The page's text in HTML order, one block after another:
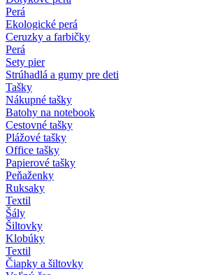
Perá
Ekologické perá
Ceruzky a farbičky
Perá
Sety pier
Strúhadlá a gumy pre deti
Tašky
Nákupné tašky
Batohy na notebook
Cestovné tašky
Plážové tašky
Office tašky
Papierové tašky
Peňaženky
Ruksaky
Textil
Šály
Šiltovky
Klobúky
Textil
Čiapky a šiltovky